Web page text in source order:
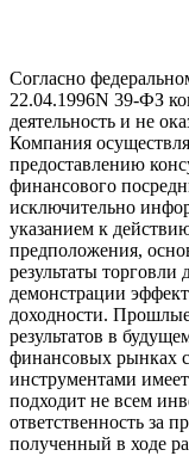
Согласно
22.04.1996N 39-ФЗ
деятельность и не
Компания
предоставлению
финансового
исключительно
указанием к
предположения,
результаты
демонстрации
доходности.
результатов в
финансовых рынках
инструментами
подходит не всем
ответственность за
полученный в ходе